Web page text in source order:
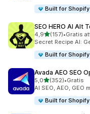
Built for Shopify
SEO HERO AI Alt
4,9av 5 stjärnor
(157)
157 recensioner
•Gratis
Secret Recipe AI:
Built for Shopify
Avada AEO SEO
5,0av 5 stjärnor
(352)
352 recensioner
•Gratis
AI SEO, AEO, GEO
Built for Shopify